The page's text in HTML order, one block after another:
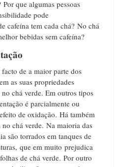
Por que algumas pessoas
pode
cafeína tem cada chá? No chá
bebidas sem cafeína?
de a maior parte dos
as suas propriedades
chá verde. Em outros tipos
é parcialmente ou
de oxidação. Há também
chá verde. Na maioria das
são torrados em tanques de
que em muito prejudica
de chá verde. Por outro